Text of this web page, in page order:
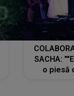
SACHA:
o piesă